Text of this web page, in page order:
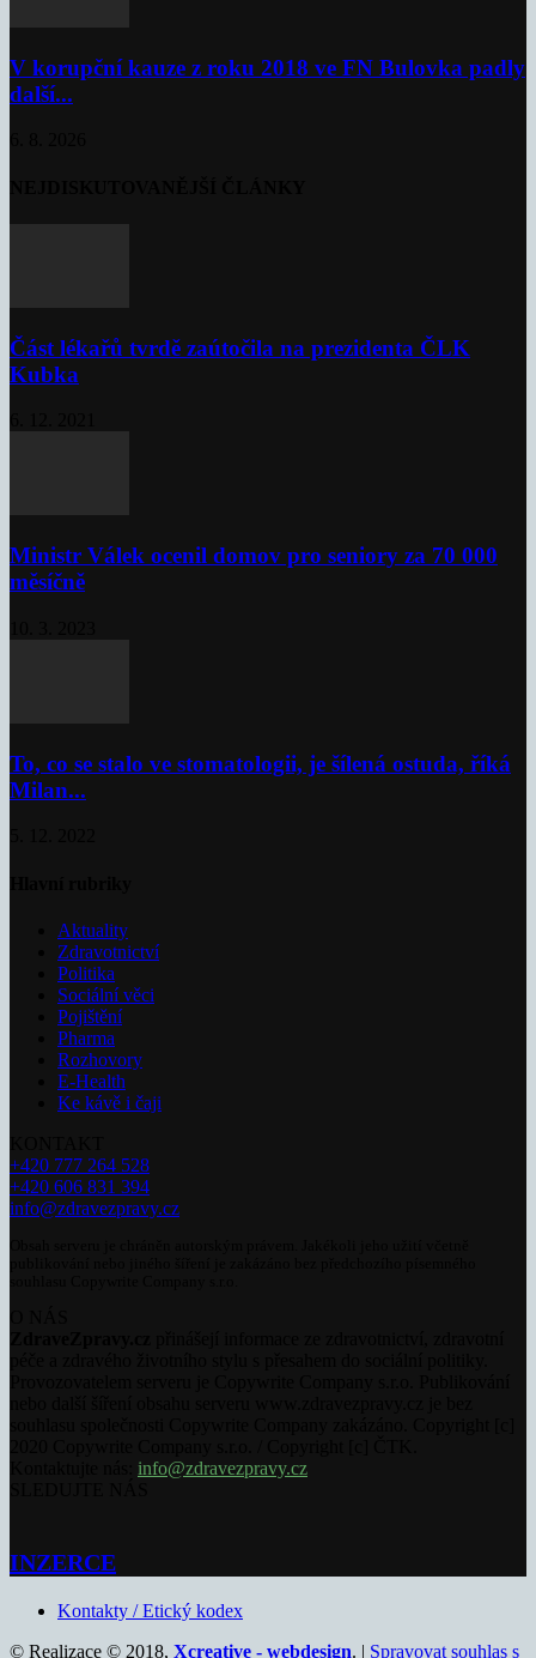
V korupční kauze z roku 2018 ve FN Bulovka padly
další...
Část lékařů tvrdě zaútočila na prezidenta ČLK
Kubka
Ministr Válek ocenil domov pro seniory za 70 000
měsíčně
To, co se stalo ve stomatologii, je šílená ostuda, říká
Milan...
Aktuality
Zdravotnictví
Politika
Sociální věci
Pojištění
Pharma
Rozhovory
E-Health
Ke kávě i čaji
+420 777 264 528
+420 606 831 394
info@zdravezpravy.cz
info@zdravezpravy.cz
INZERCE
Kontakty / Etický kodex
© Realizace © 2018, Xcreative - webdesign. | Spravovat souhlas s